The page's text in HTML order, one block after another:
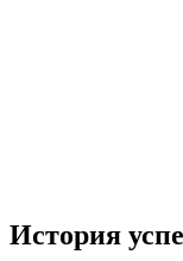
История